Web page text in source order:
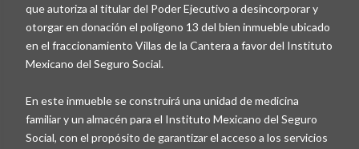
que autoriza al titular del Poder Ejecutivo a desincorporar y
otorgar en donación el polígono 13 del bien inmueble ubicado
en el fraccionamiento Villas de la Cantera a favor del Instituto
Mexicano del Seguro Social.
En este inmueble se construirá una unidad de medicina
familiar y un almacén para el Instituto Mexicano del Seguro
Social, con el propósito de garantizar el acceso a los servicios